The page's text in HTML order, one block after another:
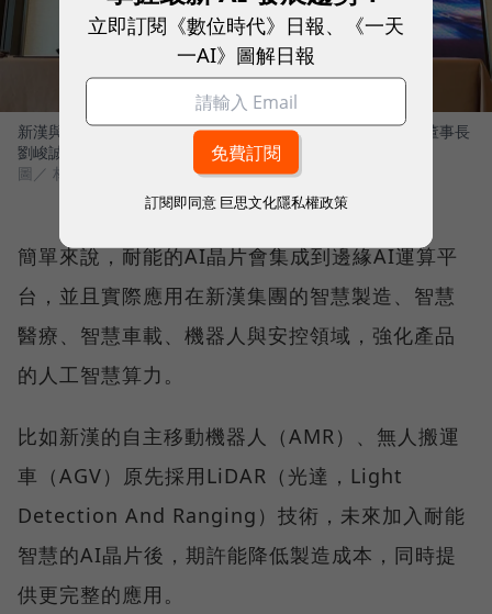
新漢與耐能簽署MOU，左起：新漢集團董事長林茂昌、耐能董事長
劉峻誠。
圖／ 林芷圓攝影
簡單來說，耐能的AI晶片會集成到邊緣AI運算平
台，並且實際應用在新漢集團的智慧製造、智慧
醫療、智慧車載、機器人與安控領域，強化產品
的人工智慧算力。
比如新漢的自主移動機器人（AMR）、無人搬運
車（AGV）原先採用LiDAR（光達，Light
Detection And Ranging）技術，未來加入耐能
智慧的AI晶片後，期許能降低製造成本，同時提
供更完整的應用。
立即訂閱《數位時代》日報、《一天
一AI》圖解日報
訂閱即同意 巨思文化隱私權政策